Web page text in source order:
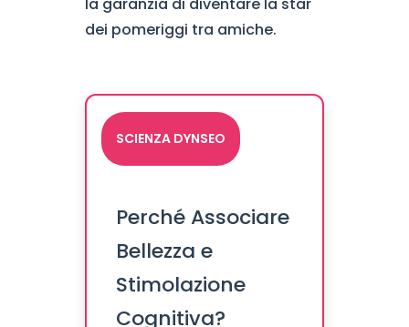
dei pomeriggi tra amiche.
SCIENZA DYNSEO
Perché Associare
Bellezza e
Stimolazione
Cognitiva?